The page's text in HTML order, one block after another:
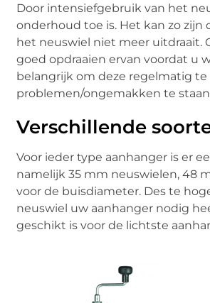
Door intensiefgebruik van het
onderhoud toe is. Het kan zo
het neuswiel niet meer uitdraait.
goed opdraaien ervan voordat u
belangrijk om deze regelmatig
problemen/ongemakken te
Verschillende
Voor ieder type aanhanger is er
namelijk 35 mm neuswielen, 48
voor de buisdiameter. Des te
neuswiel uw aanhanger nodig
geschikt is voor de lichtste